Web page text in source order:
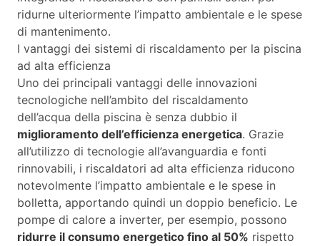
ridurne ulteriormente l’impatto ambientale e le spese
di mantenimento.
I vantaggi dei sistemi di riscaldamento per la piscina
ad alta efficienza
Uno dei principali vantaggi delle innovazioni
tecnologiche nell’ambito del riscaldamento
dell’acqua della piscina è senza dubbio il
miglioramento dell’efficienza energetica. Grazie
all’utilizzo di tecnologie all’avanguardia e fonti
rinnovabili, i riscaldatori ad alta efficienza riducono
notevolmente l’impatto ambientale e le spese in
bolletta, apportando quindi un doppio beneficio. Le
pompe di calore a inverter, per esempio, possono
ridurre il consumo energetico fino al 50% rispetto